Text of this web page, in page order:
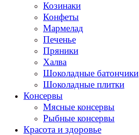
Козинаки
Конфеты
Мармелад
Печенье
Пряники
Халва
Шоколадные батончики
Шоколадные плитки
Консервы
Мясные консервы
Рыбные консервы
Красота и здоровье